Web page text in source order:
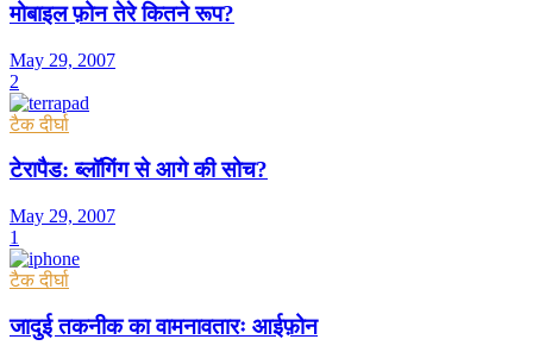
मोबाइल फ़ोन तेरे कितने रूप?
May 29, 2007
2
टैक दीर्घा
टेरापैड: ब्लॉगिंग से आगे की सोच?
May 29, 2007
1
टैक दीर्घा
जादुई तकनीक का वामनावतारः आईफ़ोन